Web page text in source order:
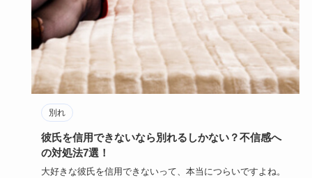
別れ
彼氏を信用できないなら別れるしかない？不信感へ
の対処法7選！
大好きな彼氏を信用できないって、本当につらいですよね。